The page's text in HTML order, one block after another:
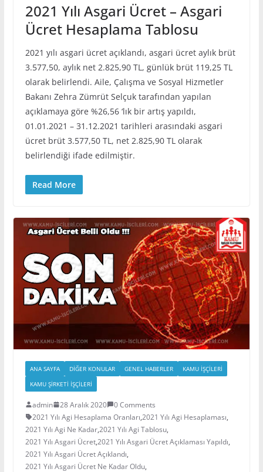
2021 Yılı Asgari Ücret – Asgari
Ücret Hesaplama Tablosu
2021 yılı asgari ücret açıklandı, asgari ücret aylık brüt
3.577,50, aylık net 2.825,90 TL, günlük brüt 119,25 TL
olarak belirlendi. Aile, Çalışma ve Sosyal Hizmetler
Bakanı Zehra Zümrüt Selçuk tarafından yapılan
açıklamaya göre %26,56 ‘lık bir artış yapıldı,
01.01.2021 – 31.12.2021 tarihleri arasındaki asgari
ücret brüt 3.577,50 TL, net 2.825,90 TL olarak
belirlendiği ifade edilmiştir.
Read More
ANA SAYFA DIĞER KONULAR GENEL HABERLER
KAMU İŞÇILERI
KAMU ŞIRKETI İŞÇILERI
admin 28 Aralık 2020
0 Comments
2021 Yılı Agi Hesaplama Oranları,2021 Yılı Agi Hesaplaması,
2021 Yılı Agi Ne Kadar,2021 Yılı Agi Tablosu,
2021 Yılı Asgari Ücret,2021 Yılı Asgari Ücret Açıklaması Yapıldı,
2021 Yılı Asgari Ücret Açıklandı,
2021 Yılı Asgari Ücret Ne Kadar Oldu,